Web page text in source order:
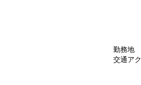
勤務地
交通ア